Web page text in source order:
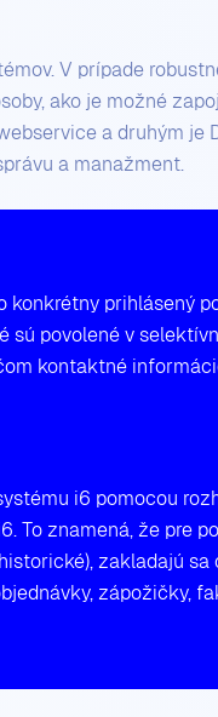
V prípade
ako je možné
a druhým je
a manažment.
prihlásený
sú povolené v
kontaktné
i6 pomocou
To znamená, že pre
zakladajú
zápožičky,